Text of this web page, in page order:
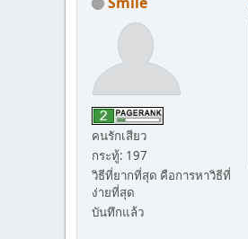
คนรักเสียว
กระทู้: 197
วิธีที่ยากที่สุด คือการหาวิธีที่
ง่ายที่สุด
บันทึกแล้ว